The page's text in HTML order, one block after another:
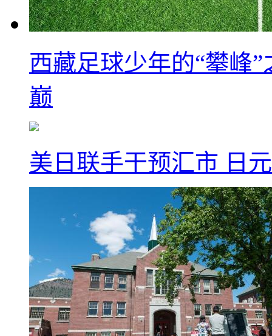
西藏足球少年的“攀峰
巅
美日联手干预汇市 日